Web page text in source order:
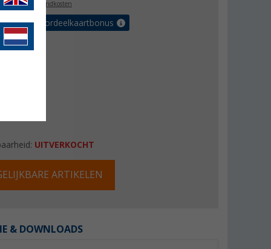
BTWplus verzendkosten
tot 5% voordeelkaartbonus
UITVERKOCHT
ARTIKELEN
& DOWNLOADS